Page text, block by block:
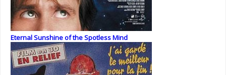
Eternal Sunshine of the Spotless Mind